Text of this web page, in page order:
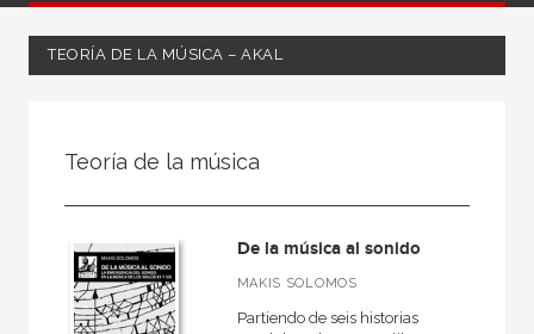
TEORÍA DE LA MÚSICA – AKAL
Ciencias humanas y sociales
Música
Teoría de la música
Teoría de la música
De la música al sonido
MAKIS SOLOMOS
Partiendo de seis historias